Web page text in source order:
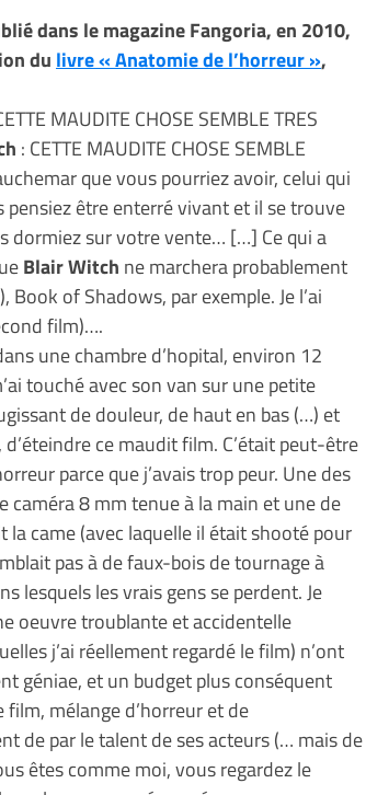
dans le magazine Fangoria, en 2010,
du livre « Anatomie de l’horreur »,
MAUDITE CHOSE SEMBLE TRES
: CETTE MAUDITE CHOSE SEMBLE
que vous pourriez avoir, celui qui
pensiez être enterré vivant et il se trouve
dormiez sur votre vente… […] Ce qui a
Blair Witch ne marchera probablement
of Shadows, par exemple. Je l’ai
film)….
une chambre d’hopital, environ 12
touché avec son van sur une petite
de douleur, de haut en bas (…) et
ce maudit film. C’était peut-être
parce que j’avais trop peur. Une des
caméra 8 mm tenue à la main et une de
la came (avec laquelle il était shooté pour
pas à de faux-bois de tournage à
lesquels les vrais gens se perdent. Je
oeuvre troublante et accidentelle
j’ai réellement regardé le film) n’ont
géniae, et un budget plus conséquent
mélange d’horreur et de
de par le talent de ses acteurs (… mais de
êtes comme moi, vous regardez le